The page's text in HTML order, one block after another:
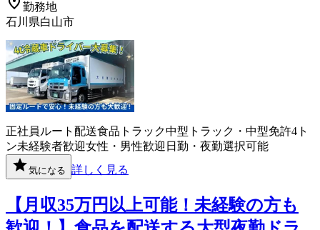
勤務地
石川県白山市
正社員ルート配送食品 トラック中型トラック・中型免許4ト
ン未経験者歓迎女性・男性歓迎 日勤・夜勤選択可能
気になる 詳しく見る
【月収35万円以上可能！未経験の方も